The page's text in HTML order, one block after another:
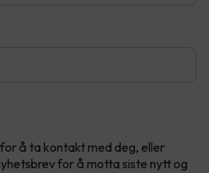
å ta kontakt med deg, eller
for å motta siste nytt og